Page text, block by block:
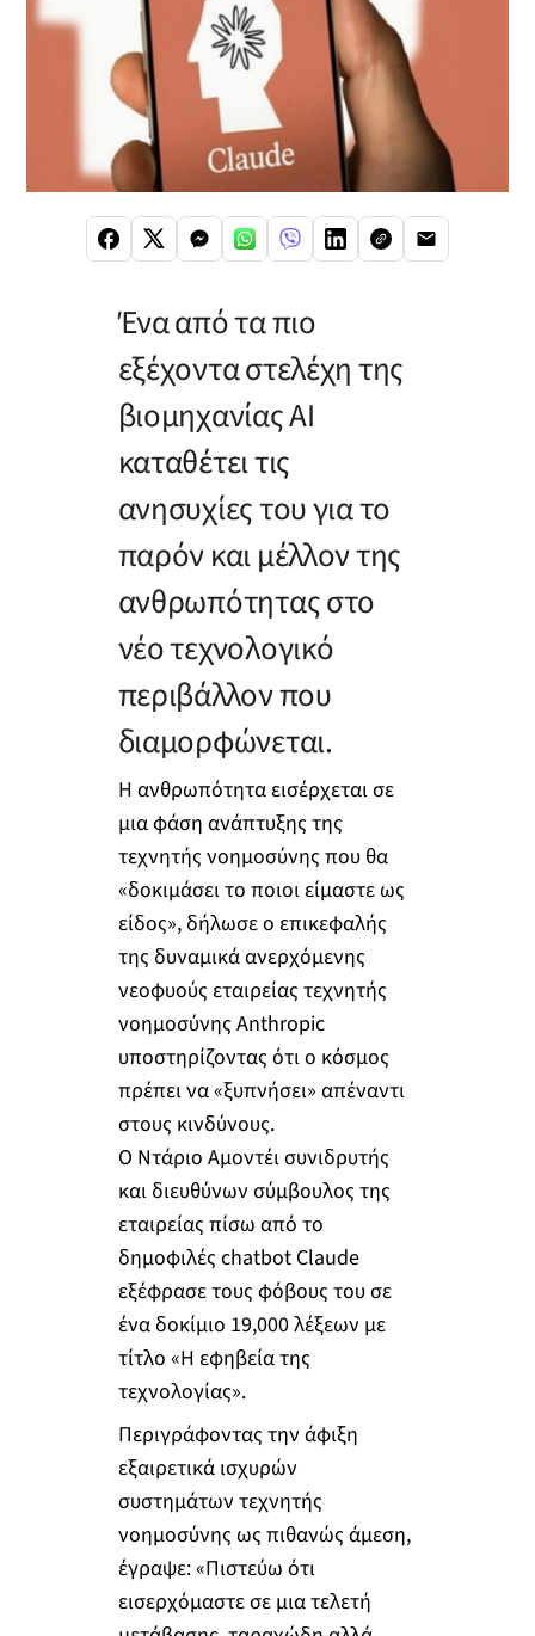
Ένα από τα πιο
εξέχοντα στελέχη της
βιομηχανίας ΑΙ
καταθέτει τις
ανησυχίες του για το
παρόν και μέλλον της
ανθρωπότητας στο
νέο τεχνολογικό
περιβάλλον που
διαμορφώνεται.
Η ανθρωπότητα εισέρχεται σε
μια φάση ανάπτυξης της
τεχνητής νοημοσύνης που θα
«δοκιμάσει το ποιοι είμαστε ως
είδος», δήλωσε ο επικεφαλής
της δυναμικά ανερχόμενης
νεοφυούς εταιρείας τεχνητής
νοημοσύνης Anthropic
υποστηρίζοντας ότι ο κόσμος
πρέπει να «ξυπνήσει» απέναντι
στους κινδύνους.
Ο Ντάριο Αμοντέι συνιδρυτής
και διευθύνων σύμβουλος της
εταιρείας πίσω από το
δημοφιλές chatbot Claude
εξέφρασε τους φόβους του σε
ένα δοκίμιο 19,000 λέξεων με
τίτλο «Η εφηβεία της
τεχνολογίας».
Περιγράφοντας την άφιξη
εξαιρετικά ισχυρών
συστημάτων τεχνητής
νοημοσύνης ως πιθανώς άμεση,
έγραψε: «Πιστεύω ότι
εισερχόμαστε σε μια τελετή